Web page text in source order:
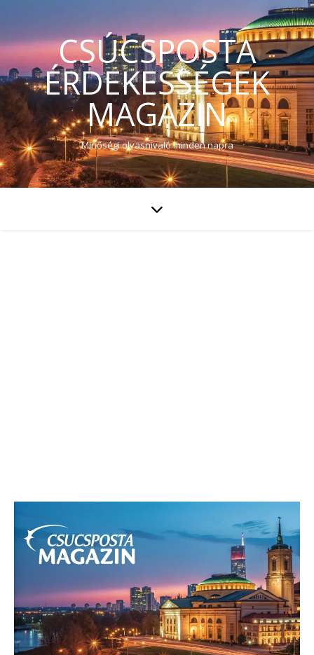
CSÚCSPOSTA
ÉRDEKESSÉGEK
MAGAZIN
Minőségi olvasnivaló minden napra